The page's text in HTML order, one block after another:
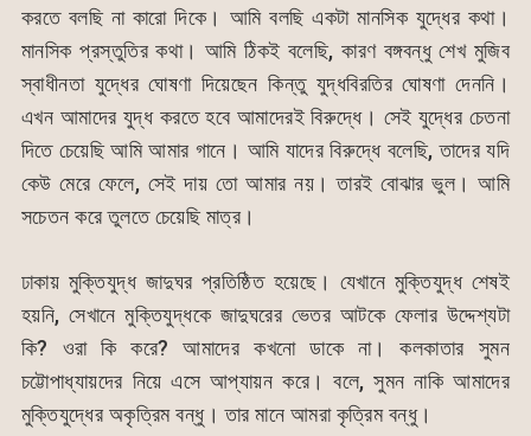
করতে বলছি না কারো দিকে। আমি বলছি একটা মানসিক যুদ্ধের কথা।
মানসিক প্রস্তুতির কথা। আমি ঠিকই বলেছি, কারণ বঙ্গবন্ধু শেখ মুজিব
স্বাধীনতা যুদ্ধের ঘোষণা দিয়েছেন কিন্তু যুদ্ধবিরতির ঘোষণা দেননি।
এখন আমাদের যুদ্ধ করতে হবে আমাদেরই বিরুদ্ধে। সেই যুদ্ধের চেতনা
দিতে চেয়েছি আমি আমার গানে। আমি যাদের বিরুদ্ধে বলেছি, তাদের যদি
কেউ মেরে ফেলে, সেই দায় তো আমার নয়। তারই বোঝার ভুল। আমি
সচেতন করে তুলতে চেয়েছি মাত্র।
ঢাকায় মুক্তিযুদ্ধ জাদুঘর প্রতিষ্ঠিত হয়েছে। যেখানে মুক্তিযুদ্ধ শেষই
হয়নি, সেখানে মুক্তিযুদ্ধকে জাদুঘরের ভেতর আটকে ফেলার উদ্দেশ্যটা
কি? ওরা কি করে? আমাদের কখনো ডাকে না। কলকাতার সুমন
চট্টোপাধ্যায়দের নিয়ে এসে আপ্যায়ন করে। বলে, সুমন নাকি আমাদের
মুক্তিযুদ্ধের অকৃত্রিম বন্ধু। তার মানে আমরা কৃত্রিম বন্ধু।